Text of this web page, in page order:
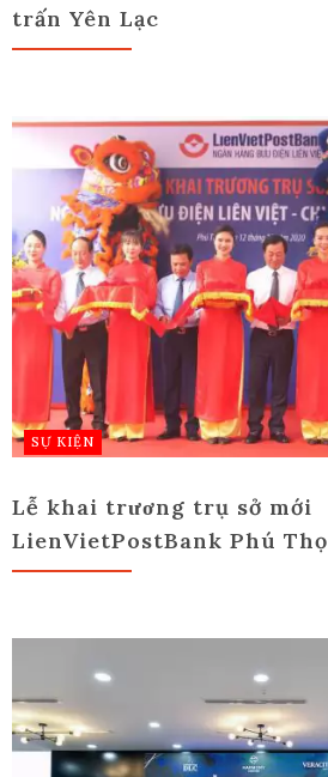
trấn Yên Lạc
SỰ KIỆN
Lễ khai trương trụ sở mới
LienVietPostBank Phú Thọ